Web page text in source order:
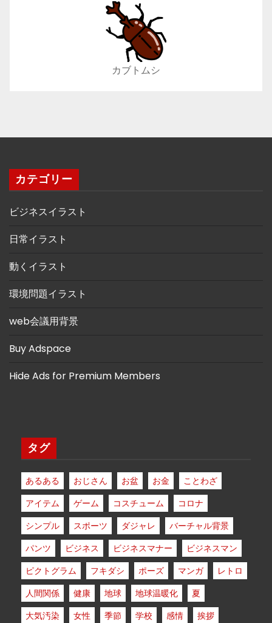
カブトムシ
カテゴリー
ビジネスイラスト
日常イラスト
動くイラスト
環境問題イラスト
web会議用背景
Buy Adspace
Hide Ads for Premium Members
タグ
あるある おじさん お盆 お金
ことわざ
アイテム
ゲーム コスチューム
コロナ
シンプル
スポーツ ダジャレ
バーチャル背景
パンツ
ビジネス ビジネスマナー
ビジネスマン
ピクトグラム
フキダシ ポーズ マンガ
レトロ
人間関係
健康 地球 地球温暖化
夏
大気汚染
女性 季節 学校 感情
挨拶